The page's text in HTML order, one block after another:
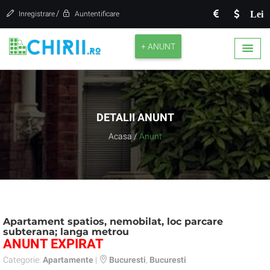
Lei
Inregistrare / Auntentificare
+ ANUNT
DETALII ANUNT
Acasa / Anunt
Apartament spatios, nemobilat, loc parcare
subterana; langa metrou
ANUNT EXPIRAT
Categorie: Apartamente | Bucuresti Bucuresti